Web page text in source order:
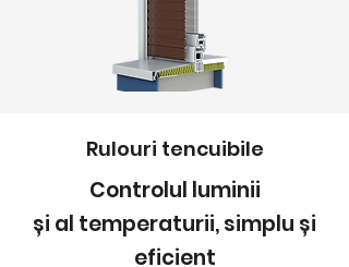
Rulouri tencuibile
Controlul luminii
și al temperaturii, simplu și
eficient